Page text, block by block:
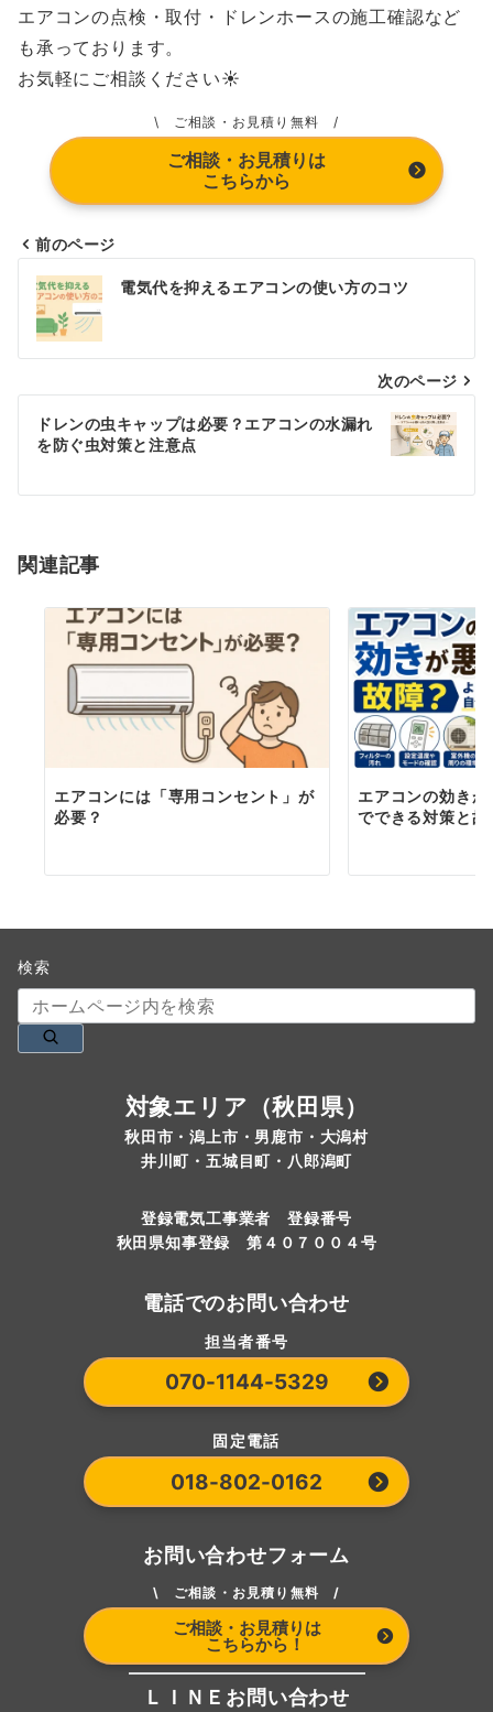
エアコンの点検・取付・ドレンホースの施工確認など
も承っております。
お気軽にご相談ください☀️
\ ご相談・お見積り無料 /
ご相談・お見積りは
こちらから
投
稿
ナ
ビ
シ
ン
前のページ
電気代を抑えるエアコンの使い方のコツ
次のページ
ドレンの虫キャップは必要？エアコンの水漏れ
を防ぐ虫対策と注意点
関連記事
エアコンには「専用コンセント」が
必要？
エアコンの効き
でできる対策と
検索
対象エリア（秋田県）
秋田市・潟上市・男鹿市・大潟村
井川町・五城目町・八郎潟町
登録電気工事業者 登録番号
秋田県知事登録 第４０７００４号
電話でのお問い合わせ
担当者番号
070-1144-5329
固定電話
018-802-0162
お問い合わせフォーム
\ ご相談・お見積り無料 /
ご相談・お見積りは
こちらから！
ＬＩＮＥお問い合わせ